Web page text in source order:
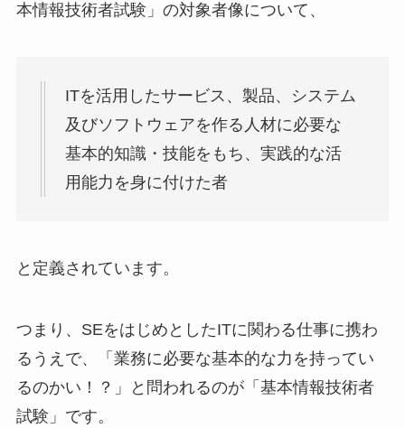
本情報技術者試験」の対象者像について、
ITを活用したサービス、製品、システム
及びソフトウェアを作る人材に必要な
基本的知識・技能をもち、実践的な活
用能力を身に付けた者
と定義されています。
つまり、SEをはじめとしたITに関わる仕事に携わ
るうえで、「業務に必要な基本的な力を持ってい
るのかい！？」と問われるのが「基本情報技術者
試験」です。